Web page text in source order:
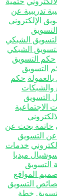
عن
الشبكي
الشبكي
التسويق
حكم
بحث عن
خدمات
ميديا
المواقع
التسويق
خطة